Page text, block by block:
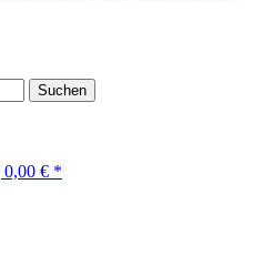
Suchen
0,00 € *